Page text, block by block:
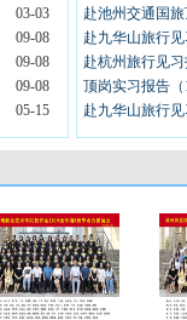
03-03
09-08
09-08
09-08
05-15
赴池州交通国旅
赴九华山旅行见
赴杭州旅行见习
顶岗实习报告（
赴九华山旅行见